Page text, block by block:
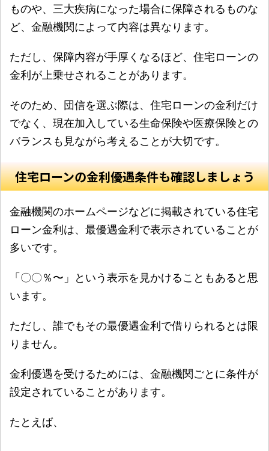
ものや、三大疾病になった場合に保障されるものな
ど、金融機関によって内容は異なります。
ただし、保障内容が手厚くなるほど、住宅ローンの
金利が上乗せされることがあります。
そのため、団信を選ぶ際は、住宅ローンの金利だけ
でなく、現在加入している生命保険や医療保険との
バランスも見ながら考えることが大切です。
住宅ローンの金利優遇条件も確認しましょう
金融機関のホームページなどに掲載されている住宅
ローン金利は、最優遇金利で表示されていることが
多いです。
「〇〇％〜」という表示を見かけることもあると思
います。
ただし、誰でもその最優遇金利で借りられるとは限
りません。
金利優遇を受けるためには、金融機関ごとに条件が
設定されていることがあります。
たとえば、